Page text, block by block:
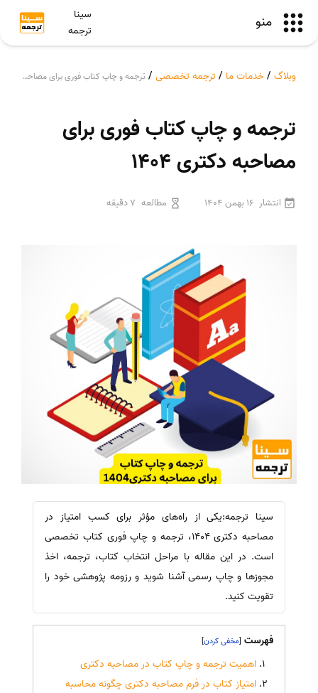
منو
سینا
ترجمه
وبلاگ /خدمات ما / ترجمه تخصصی / ترجمه و چاپ کتاب فوری برای مصاحبه دکتری 1404
ترجمه و چاپ کتاب فوری برای
مصاحبه دکتری 1404
انتشار 16 بهمن 1404 مطالعه 7 دقیقه
سینا ترجمه:یکی از راه‌های مؤثر برای کسب امتیاز در
مصاحبه دکتری 1404، ترجمه و چاپ فوری کتاب تخصصی
است. در این مقاله با مراحل انتخاب کتاب، ترجمه، اخذ
مجوزها و چاپ رسمی آشنا شوید و رزومه پژوهشی خود را
تقویت کنید.
فهرست [
]
اهمیت ترجمه و چاپ کتاب در مصاحبه دکتری
امتیاز کتاب در فرم مصاحبه دکتری چگونه محاسبه